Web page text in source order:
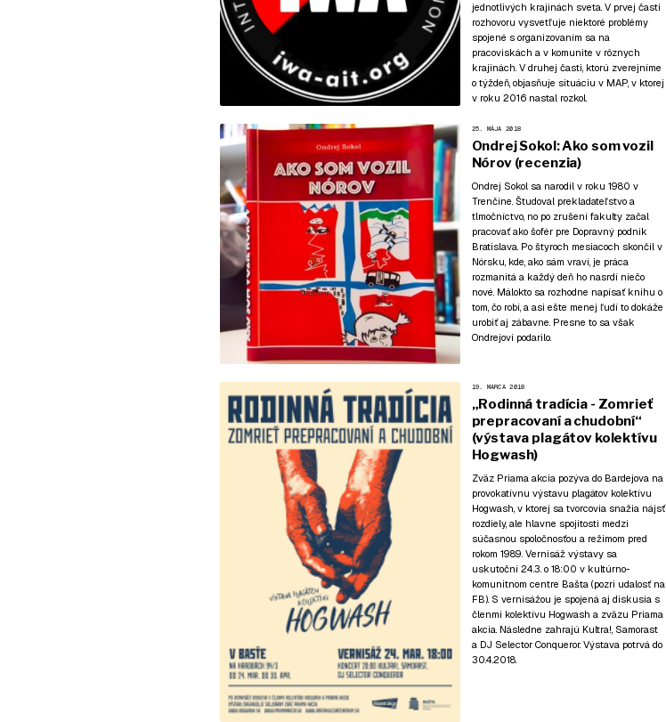
jednotlivých krajinách sveta. V prvej časti
rozhovoru vysvetľuje niektoré problémy
spojené s organizovaním sa na
pracoviskách a v komunite v rôznych
krajinách. V druhej časti, ktorú zverejníme
o týždeň, objasňuje situáciu v MAP, v ktorej
v roku 2016 nastal rozkol.
25. MÁJA 2018
Ondrej Sokol: Ako som vozil
Nórov (recenzia)
Ondrej Sokol sa narodil v roku 1980 v
Trenčíne. Študoval prekladateľstvo a
tlmočníctvo, no po zrušení fakulty začal
pracovať ako šofér pre Dopravný podnik
Bratislava. Po štyroch mesiacoch skončil v
Nórsku, kde, ako sám vraví, je práca
rozmanitá a každý deň ho nasrdí niečo
nové. Málokto sa rozhodne napísať knihu o
tom, čo robí, a asi ešte menej ľudí to dokáže
urobiť aj zábavne. Presne to sa však
Ondrejovi podarilo.
19. MARCA 2018
„Rodinná tradícia - Zomrieť
prepracovaní a chudobní“
(výstava plagátov kolektívu
Hogwash)
Zväz Priama akcia pozýva do Bardejova na
provokatívnu výstavu plagátov kolektívu
Hogwash, v ktorej sa tvorcovia snažia nájsť
rozdiely, ale hlavne spojitosti medzi
súčasnou spoločnosťou a režimom pred
rokom 1989. Vernisáž výstavy sa
uskutoční 24.3. o 18:00 v kultúrno-
komunitnom centre Bašta (pozri udalosť na
FB). S vernisážou je spojená aj diskusia s
členmi kolektívu Hogwash a zväzu Priama
akcia. Následne zahrajú Kultra!, Samorast
a DJ Selector Conqueror. Výstava potrvá do
30.4.2018.